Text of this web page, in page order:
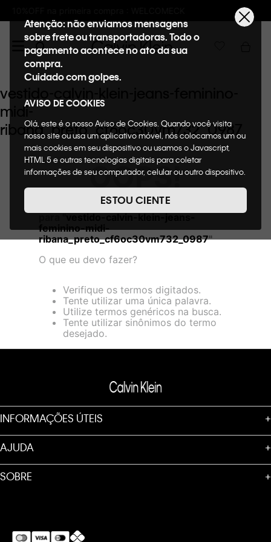
Frete GRÁTIS nas
Atenção: não enviamos mensagens
sobre frete ou transportadoras. Todo o
pagamento acontece no ato da sua
compra.
Cuidado com golpes.
AVISO DE COOKIES
Olá, este é o nosso Aviso de Cookies. Quando você visita
nosso site ou usa um aplicativo móvel, nós colocamos um ou
mais cookies em seu dispositivo ou usamos o Javascript,
HTML 5 e outras tecnologias digitais para coletar
informações de seu computador, celular ou outro dispositivo.
de cookies, informaremos quais cookies usaremos e quais
suas funções. A forma como processamos os dados
nosso Aviso de Privacidade. Quando você visita nosso site,
consideraremos isso como sua solicitação específica para
fornecer a você toda a funcionalidade do site, incluindo,
entre outros, a capacidade de comprar um item em nossa
Cookies acesse o link.
ESTOU CIENTE
vestido-calvin-klein-jeans-feminino-
midi-
ribana_preto_cf6oc30vm732_0987
OOPS!
Não encontramos nenhum resultado
feminino-midi-
ribana_preto_cf6oc30vm732_0987"
O que eu devo fazer?
Verifique os termos digitados.
Tente utilizar uma única palavra.
Utilize termos genéricos na busca.
Tente utilizar sinônimos do termo
desejado.
INFORMAÇÕES ÚTEIS +
AJUDA +
SOBRE +